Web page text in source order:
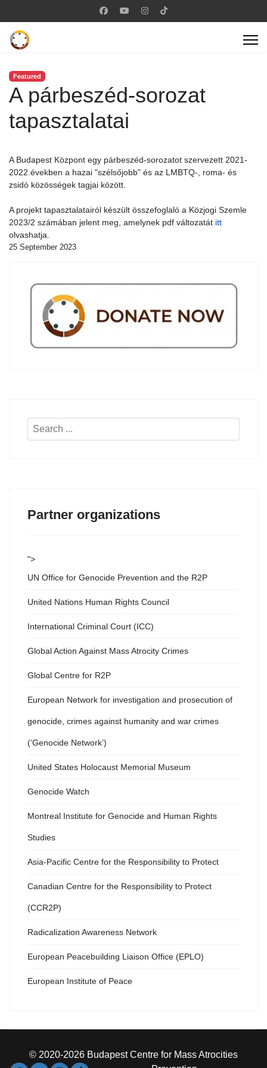
Featured
A párbeszéd-sorozat
tapasztalatai
A Budapest Központ egy párbeszéd-sorozatot szervezett 2021-
2022.években a hazai "szélsőjobb" és az LMBTQ-, roma- és
zsidó közösségek tagjai között.
A projekt tapasztalatairól készült összefoglaló a Közjogi Szemle
2023/2 számában jelent meg, amelynek pdf változatát itt
olvashatja.
25 September 2023
Search
Partner organizations
">
UN Office for Genocide Prevention and the R2P
United Nations Human Rights Council
International Criminal Court (ICC)
Global Action Against Mass Atrocity Crimes
Global Centre for R2P
European Network for investigation and prosecution of
genocide, crimes against humanity and war crimes
(‘Genocide Network’)
United States Holocaust Memorial Museum
Genocide Watch
Montreal Institute for Genocide and Human Rights
Studies
Asia-Pacific Centre for the Responsibility to Protect
Canadian Centre for the Responsibility to Protect
(CCR2P)
Radicalization Awareness Network
European Peacebuilding Liaison Office (EPLO)
European Institute of Peace
© 2020-2026 Budapest Centre for Mass Atrocities